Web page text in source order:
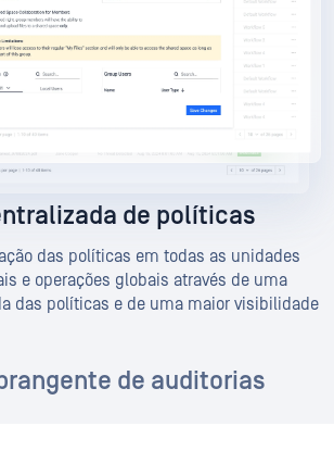
de políticas
das políticas em todas as unidades
e operações globais através de uma
das políticas e de uma maior visibilidade
de auditorias